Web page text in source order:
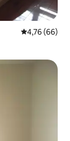
Note
4,76 (66)